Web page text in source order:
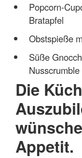
Popcorn-
Bratapfel
Obstspieße
Süße
Nusscrumble
Die
Appetit.